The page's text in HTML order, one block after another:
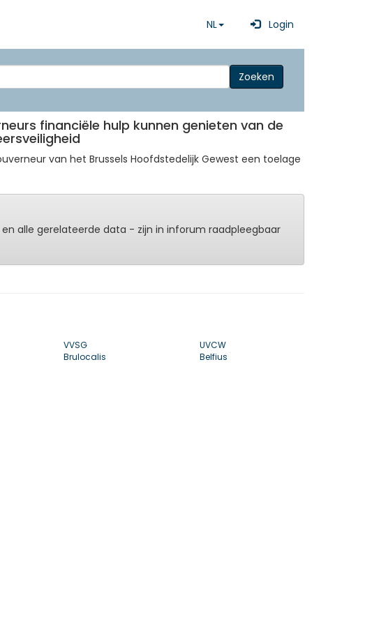
NL Login
Zoeken
financiële hulp kunnen genieten van de
van het Brussels Hoofdstedelijk Gewest een toelage
alle gerelateerde data - zijn in inforum raadpleegbaar
VVSG
Brulocalis
UVCW
Belfius